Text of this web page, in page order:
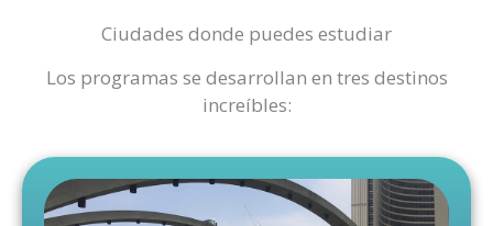
Ciudades donde puedes estudiar
Los programas se desarrollan en tres destinos
increíbles: